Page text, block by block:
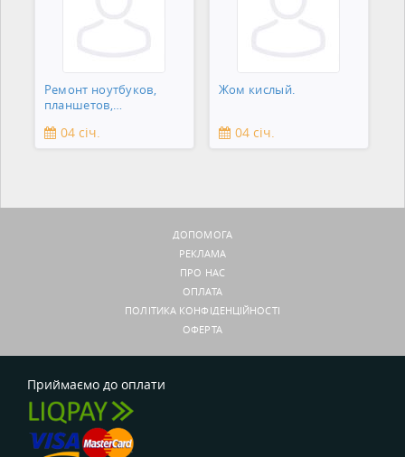
Ремонт ноутбуков,
планшетов,
зеркальны
04 січ.
Жом кислый.
04 січ.
ДОПОМОГА
РЕКЛАМА
ПРО НАС
ОПЛАТА
ПОЛІТИКА КОНФІДЕНЦІЙНОСТІ
ОФЕРТА
Приймаємо до оплати